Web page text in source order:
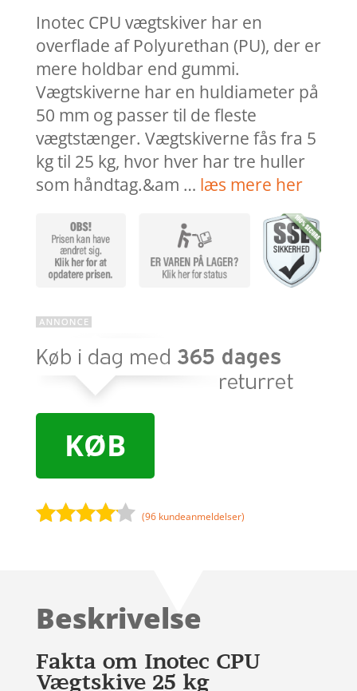
var:
kr. 1.625,00.
kr.
Inotec CPU vægtskiver har en
overflade af Polyurethan (PU), der er
mere holdbar end gummi.
Vægtskiverne har en huldiameter på
50 mm og passer til de fleste
vægtstænger. Vægtskiverne fås fra 5
kg til 25 kg, hvor hver har tre huller
som håndtag.&am … læs mere her
KØB
på
ømmels
er
(96 kundeanmeldelser)
Beskrivelse
Fakta om Inotec CPU
Vægtskive 25 kg